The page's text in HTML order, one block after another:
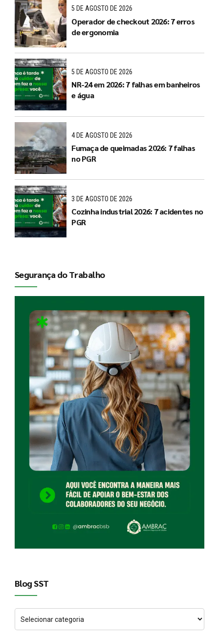
5 DE AGOSTO DE 2026
Operador de checkout 2026: 7 erros
de ergonomia
5 DE AGOSTO DE 2026
NR-24 em 2026: 7 falhas em banheiros
e água
4 DE AGOSTO DE 2026
Fumaça de queimadas 2026: 7 falhas
no PGR
3 DE AGOSTO DE 2026
Cozinha industrial 2026: 7 acidentes no
PGR
Segurança do Trabalho
Blog SST